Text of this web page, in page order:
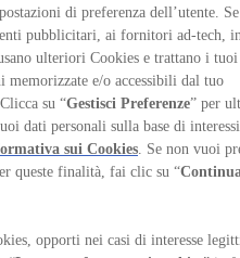
di preferenza dell’utente. Se
pubblicitari, ai fornitori ad-tech,
ulteriori Cookies e trattano i
e/o accessibili dal tuo
su “Gestisci Preferenze” per
dati personali sulla base di interessi
sui Cookies. Se non vuoi
queste finalità, fai clic su “
opporti nei casi di interesse